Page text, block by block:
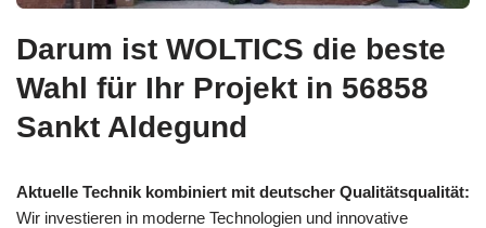
Darum ist WOLTICS die beste
Wahl für Ihr Projekt in 56858
Sankt Aldegund
Aktuelle Technik kombiniert mit deutscher Qualitätsqualität:
Wir investieren in moderne Technologien und innovative